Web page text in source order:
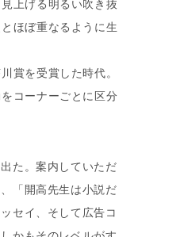
上げる明るい吹き抜
ほぼ重なるように生
賞を受賞した時代。
コーナーごとに区分
た。案内していただ
「開高先生は小説だ
セイ、そして広告コ